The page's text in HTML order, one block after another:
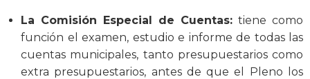
La Comisión Especial de Cuentas: tiene como
función el examen, estudio e informe de todas las
cuentas municipales, tanto presupuestarios como
extra presupuestarios, antes de que el Pleno los